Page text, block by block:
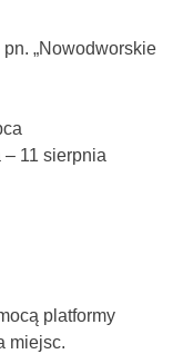
„Nowodworskie
– 11 sierpnia
platformy
miejsc.